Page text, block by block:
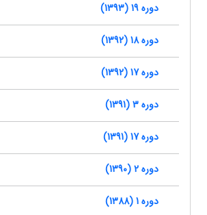
دوره 19 (1393)
دوره 18 (1392)
دوره 17 (1392)
دوره 3 (1391)
دوره 17 (1391)
دوره 2 (1390)
دوره 1 (1388)